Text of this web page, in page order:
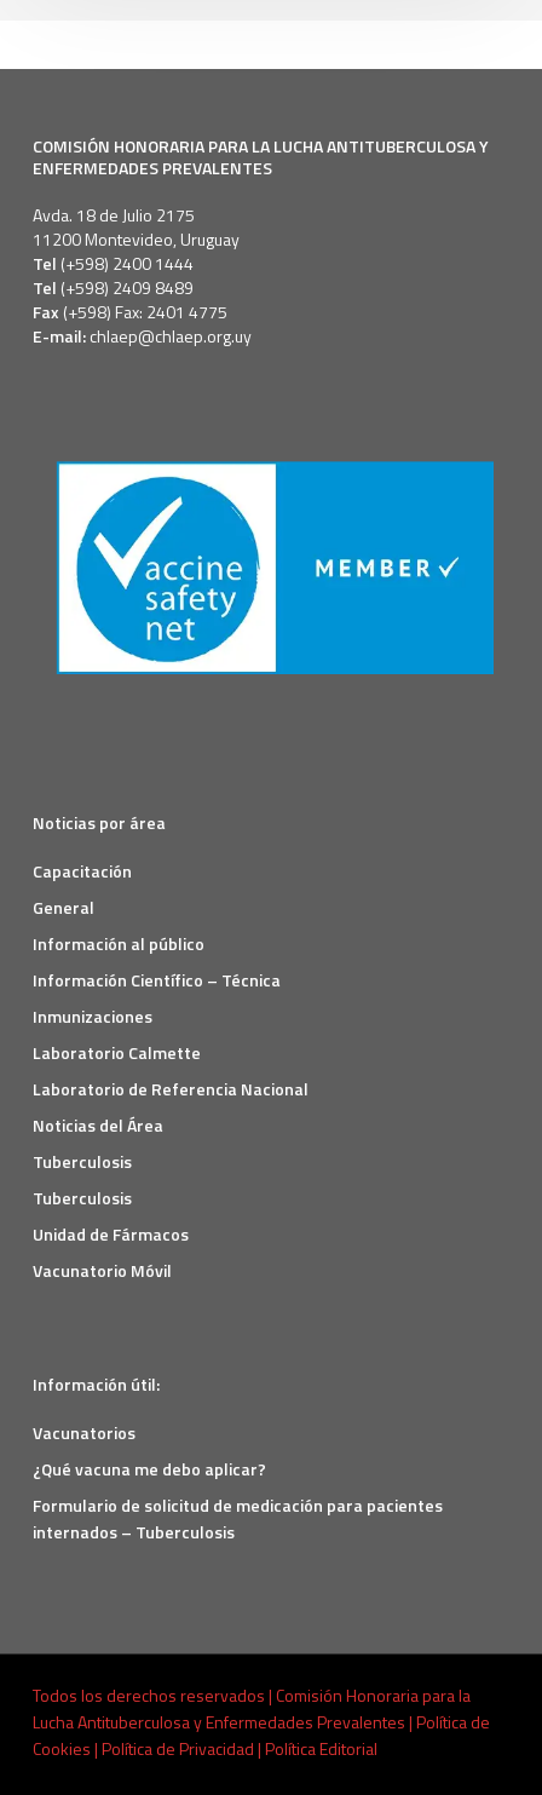
COMISIÓN HONORARIA PARA LA LUCHA ANTITUBERCULOSA Y
ENFERMEDADES PREVALENTES
Avda. 18 de Julio 2175
11200 Montevideo, Uruguay
Tel (+598) 2400 1444
Tel (+598) 2409 8489
Fax (+598) Fax: 2401 4775
E-mail:chlaep@chlaep.org.uy
Noticias por área
Capacitación
General
Información al público
Información Científico – Técnica
Inmunizaciones
Laboratorio Calmette
Laboratorio de Referencia Nacional
Noticias del Área
Tuberculosis
Tuberculosis
Unidad de Fármacos
Vacunatorio Móvil
Información útil:
Vacunatorios
¿Qué vacuna me debo aplicar?
Formulario de solicitud de medicación para pacientes
internados – Tuberculosis
Todos los derechos reservados | Comisión Honoraria para la
Lucha Antituberculosa y Enfermedades Prevalentes |Política de
Cookies|Política de Privacidad|Política Editorial